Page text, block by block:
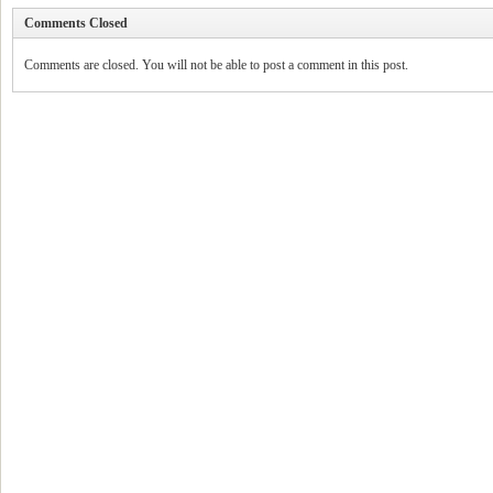
Comments Closed
Comments are closed. You will not be able to post a comment in this post.